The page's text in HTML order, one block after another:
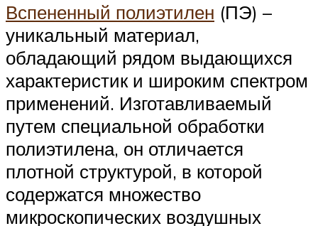
Вспененный полиэтилен (ПЭ) –
уникальный материал,
обладающий рядом выдающихся
характеристик и широким спектром
применений. Изготавливаемый
путем специальной обработки
полиэтилена, он отличается
плотной структурой, в которой
содержатся множество
микроскопических воздушных